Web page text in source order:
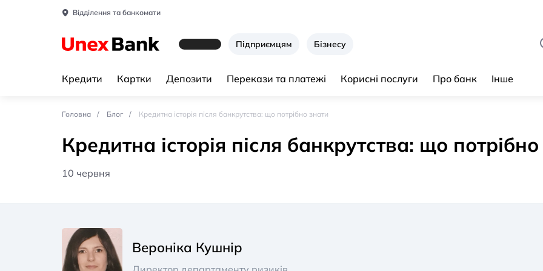
Відділення та банкомати
Підприємцям Бізнесу
Кредити Картки Депозити Перекази та платежі Корисні послуги Про банк Інше
Головна Блог Кредитна історія після банкрутства: що потрібно знати
Кредитна історія після банкрутства: що
10 червня
Вероніка Кушнір